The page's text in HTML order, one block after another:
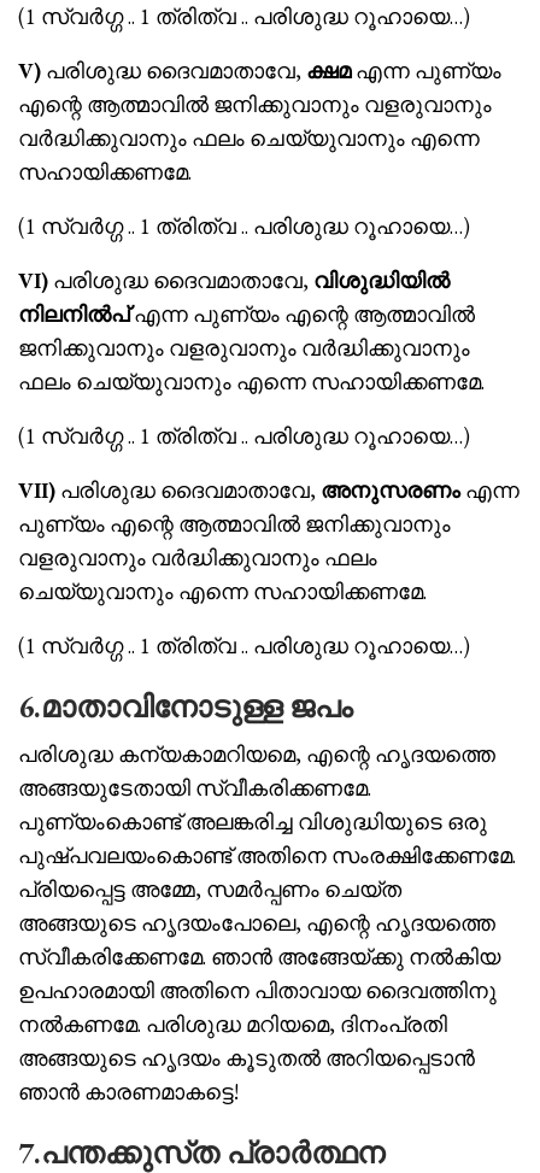
(1 സ്വർഗ്ഗ .. 1 ത്രിത്വ .. പരിശുദ്ധ റൂഹായെ…)
V) പരിശുദ്ധ ദൈവമാതാവേ, ക്ഷമഎന്ന പുണ്യം
എന്റെ ആത്മാവിൽ ജനിക്കുവാനും വളരുവാനും
വർദ്ധിക്കുവാനും ഫലം ചെയ്യുവാനും എന്നെ
സഹായിക്കണമേ.
(1 സ്വർഗ്ഗ .. 1 ത്രിത്വ .. പരിശുദ്ധ റൂഹായെ…)
VI) പരിശുദ്ധ ദൈവമാതാവേ, വിശുദ്ധിയിൽ
നിലനിൽപ്എന്ന പുണ്യം എന്റെ ആത്മാവിൽ
ജനിക്കുവാനും വളരുവാനും വർദ്ധിക്കുവാനും
ഫലം ചെയ്യുവാനും എന്നെ സഹായിക്കണമേ.
(1 സ്വർഗ്ഗ .. 1 ത്രിത്വ .. പരിശുദ്ധ റൂഹായെ…)
VII) പരിശുദ്ധ ദൈവമാതാവേ, അനുസരണംഎന്ന
പുണ്യം എന്റെ ആത്മാവിൽ ജനിക്കുവാനും
വളരുവാനും വർദ്ധിക്കുവാനും ഫലം
ചെയ്യുവാനും എന്നെ സഹായിക്കണമേ.
(1 സ്വർഗ്ഗ .. 1 ത്രിത്വ .. പരിശുദ്ധ റൂഹായെ…)
6.മാതാവിനോടുള്ള ജപം
പരിശുദ്ധ കന്യകാമറിയമെ, എന്റെ ഹൃദയത്തെ
അങ്ങയുടേതായി സ്വീകരിക്കണമേ.
പുണ്യംകൊണ്ട് അലങ്കരിച്ച വിശുദ്ധിയുടെ ഒരു
പുഷ്‌പവലയംകൊണ്ട് അതിനെ സംരക്ഷിക്കേണമേ.
പ്രിയപ്പെട്ട അമ്മേ, സമർപ്പണം ചെയ്ത
അങ്ങയുടെ ഹൃദയംപോലെ, എന്റെ ഹൃദയത്തെ
സ്വീകരിക്കേണമേ. ഞാൻ അങ്ങേയ്ക്കു നൽകിയ
ഉപഹാരമായി അതിനെ പിതാവായ ദൈവത്തിനു
നൽകണമേ. പരിശുദ്ധ മറിയമെ, ദിനംപ്രതി
അങ്ങയുടെ ഹൃദയം കൂടുതൽ അറിയപ്പെടാൻ
ഞാൻ കാരണമാകട്ടെ!
7.പന്തക്കുസ്‌ത പ്രാർത്ഥന